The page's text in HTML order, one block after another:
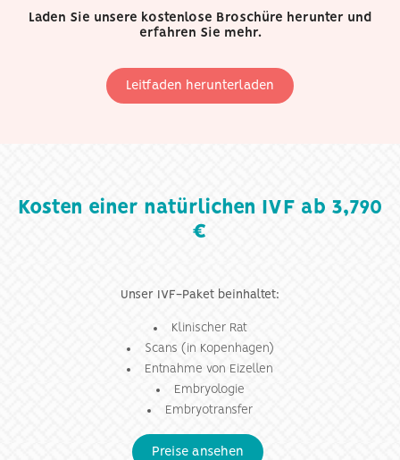
Laden Sie unsere kostenlose Broschüre herunter und
erfahren Sie mehr.
Leitfaden herunterladen
Kosten einer natürlichen IVF ab 3,790
€
Unser IVF-Paket beinhaltet:
Klinischer Rat
Scans (in Kopenhagen)
Entnahme von Eizellen
Embryologie
Embryotransfer
Preise ansehen